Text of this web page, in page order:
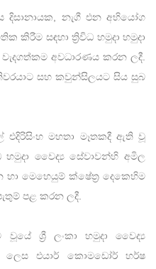
දිසානායක, නැගී එන අභියෝග
කිරීම සඳහා ත්‍රිවිධ හමුදා හමුදා
අවධාරණය කරන ලදී.
සහ කවුන්සිලයට සිය සුබ
එදිරිසිංහ මහතා මෑතකදී ඇති වූ
හමුදා වෛද්‍ය සේවාවන්හි අමිල
හා මෙහෙයුම් ක්ෂේත්‍ර දෙකෙහිම
පළ කරන ලදී.
ශ්‍රී ලංකා හමුදා වෛද්‍ය
ලෙස එයාර් කොමඩෝර් හර්ෂ